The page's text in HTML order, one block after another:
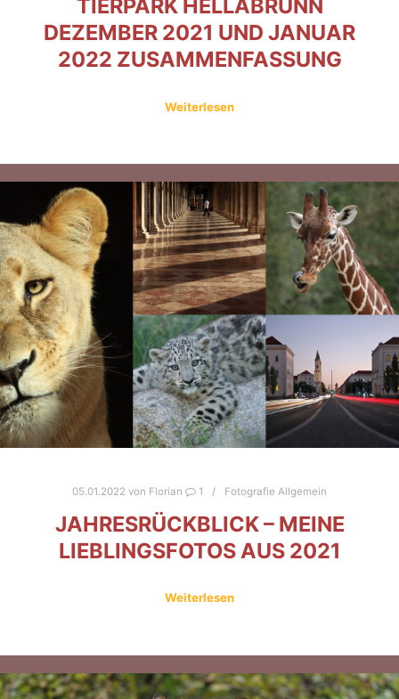
TIERPARK HELLABRUNN
DEZEMBER 2021 UND JANUAR
2022 ZUSAMMENFASSUNG
Weiterlesen
05.01.2022 von Florian 1 Fotografie Allgemein
JAHRESRÜCKBLICK – MEINE
LIEBLINGSFOTOS AUS 2021
Weiterlesen